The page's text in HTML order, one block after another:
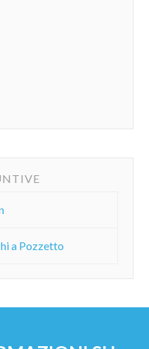
a Pozzetto